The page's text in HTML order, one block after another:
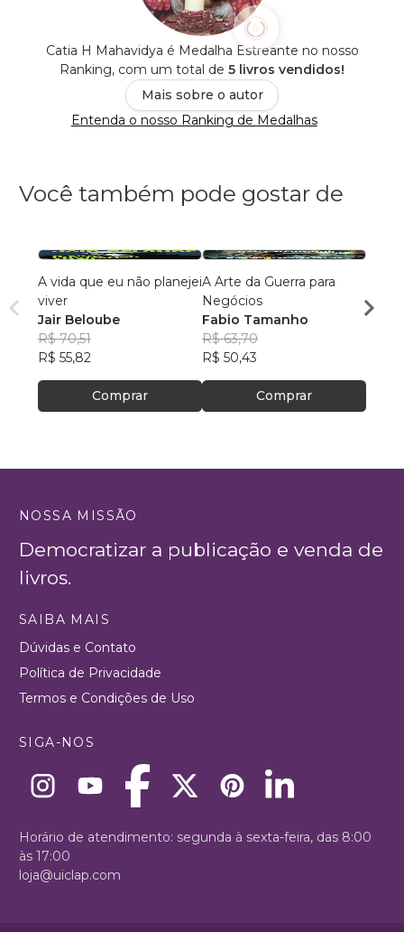
Catia H Mahavidya é Medalha Estreante no nosso
Ranking, com um total de 5 livros vendidos!
Mais sobre o autor
Entenda o nosso Ranking de Medalhas
Você também pode gostar de
A vida que eu não planejei
viver
Jair Beloube
R$ 70,51
R$ 55,82
Comprar
A Arte da Guerra para
Negócios
Fabio Tamanho
R$ 63,70
R$ 50,43
Comprar
Ellen
NOSSA MISSÃO
Democratizar a publicação e venda de
livros.
SAIBA MAIS
Dúvidas e Contato
Política de Privacidade
Termos e Condições de Uso
SIGA-NOS
Horário de atendimento: segunda à sexta-feira, das 8:00
às 17:00
loja@uiclap.com